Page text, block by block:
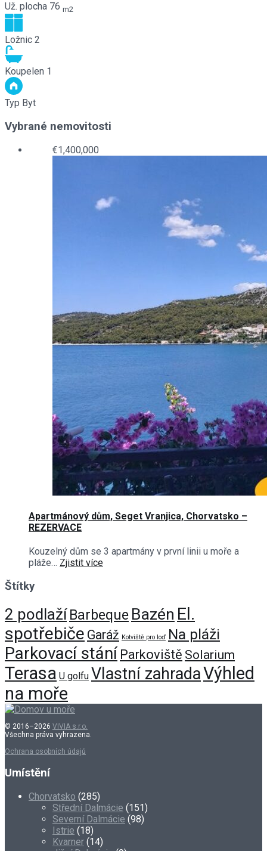
Už. plocha 76 m2
Ložnic 2
Koupelen 1
Typ Byt
Vybrané nemovitosti
€1,400,000
Apartmánový dům, Seget Vranjica, Chorvatsko –
REZERVACE
Kouzelný dům se 3 apartmány v první linii u moře a
pláže… Zjistit více
Štítky
2 podlaží Barbeque Bazén El.
spotřebiče Garáž Kotviště pro loď Na pláži
Parkovací stání Parkoviště Solarium
Terasa U golfu Vlastní zahradaVýhled
na moře
© 2016–2026 VIVIA s.r.o.
Všechna práva vyhrazena.
Ochrana osobních údajů
Umístění
Chorvatsko (285)
Střední Dalmácie (151)
Severní Dalmácie (98)
Istrie (18)
Kvarner (14)